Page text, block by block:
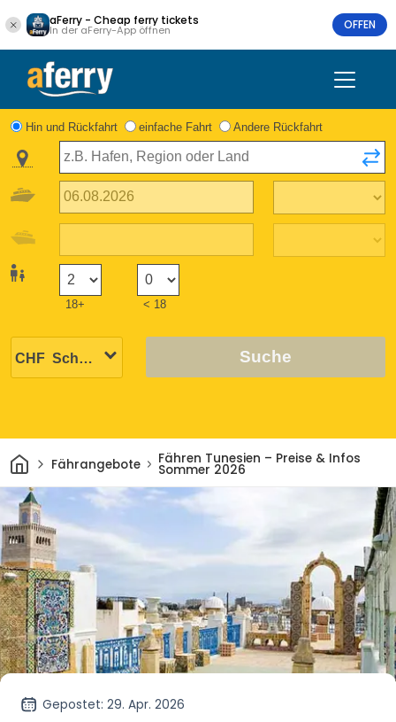
aFerry - Cheap ferry tickets
In der aFerry-App öffnen OFFEN
Hin und Rückfahrt einfache Fahrt Andere Rückfahrt
18+ < 18
Suche
HeimFährangebote Fähren Tunesien – Preise & Infos
Sommer 2026
Gepostet: 29. Apr. 2026